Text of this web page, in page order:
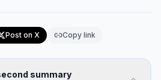
Post on X Copy link
summary